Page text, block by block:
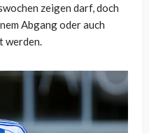
zeigen darf, doch
Abgang oder auch
werden.